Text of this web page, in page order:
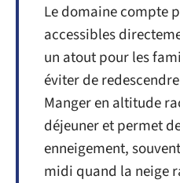
Le domaine compte
accessibles
un atout pour les
éviter de
Manger en altitude
déjeuner et permet
enneigement,
midi quand la neige